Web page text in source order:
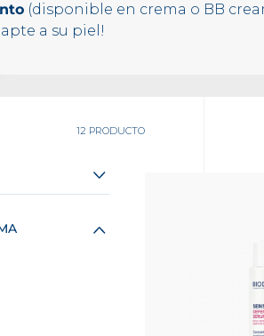
(disponible en crema o BB
a su piel!
12 PRODUCTO